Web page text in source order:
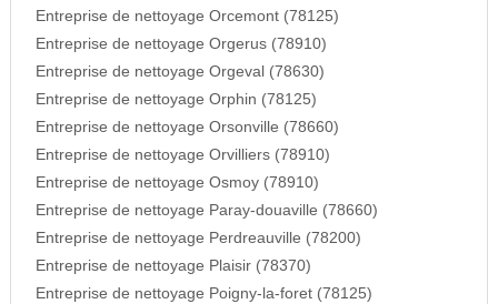
Entreprise de nettoyage Orcemont (78125)
Entreprise de nettoyage Orgerus (78910)
Entreprise de nettoyage Orgeval (78630)
Entreprise de nettoyage Orphin (78125)
Entreprise de nettoyage Orsonville (78660)
Entreprise de nettoyage Orvilliers (78910)
Entreprise de nettoyage Osmoy (78910)
Entreprise de nettoyage Paray-douaville (78660)
Entreprise de nettoyage Perdreauville (78200)
Entreprise de nettoyage Plaisir (78370)
Entreprise de nettoyage Poigny-la-foret (78125)